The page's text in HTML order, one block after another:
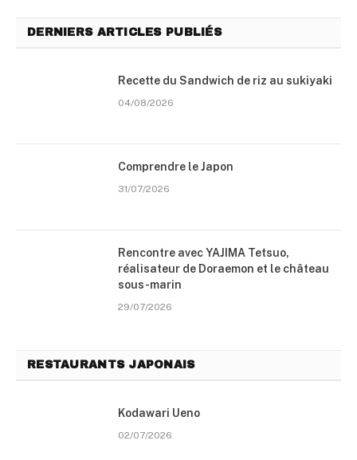
DERNIERS ARTICLES PUBLIÉS
Recette du Sandwich de riz au sukiyaki
04/08/2026
Comprendre le Japon
31/07/2026
Rencontre avec YAJIMA Tetsuo,
réalisateur de Doraemon et le château
sous-marin
29/07/2026
RESTAURANTS JAPONAIS
Kodawari Ueno
02/07/2026